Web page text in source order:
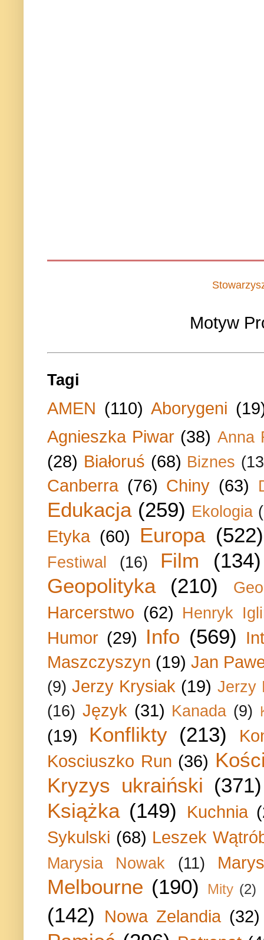
Motyw
Tagi
AMEN (110) Aborygeni
Agnieszka Piwar (38) Anna
(28) Białoruś (68) Biznes
Canberra (76) Chiny (63)
Edukacja (259) Ekologia
Etyka (60) Europa (522)
Festiwal (16) Film
(134)
Geopolityka
(210)
Harcerstwo (62) Henryk
Humor (29) Info (569)
Maszczyszyn (19) Jan
(9) Jerzy Krysiak (19) Jerzy
(16) Język (31) Kanada (9)
(19) Konflikty (213)
Kosciuszko Run (36)
Kryzys ukraiński (371)
Książka (149) Kuchnia
Sykulski (68) Leszek
Marysia Nowak (11)
Melbourne (190) Mity (2)
(142) Nowa Zelandia (32)